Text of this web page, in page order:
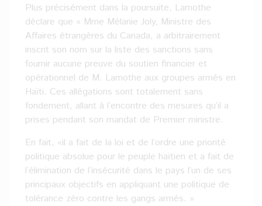
Plus précisément dans la poursuite, Lamothe
déclare que « Mme Mélanie Joly, Ministre des
Affaires étrangères du Canada, a arbitrairement
inscrit son nom sur la liste des sanctions sans
fournir aucune preuve du soutien financier et
opérationnel de M. Lamothe aux groupes armés en
Haïti. Ces allégations sont totalement sans
fondement, allant à l’encontre des mesures qu’il a
prises pendant son mandat de Premier ministre.
En fait, «il a fait de la loi et de l’ordre une priorité
politique absolue pour le peuple haïtien et a fait de
l’élimination de l’insécurité dans le pays l’un de ses
principaux objectifs en appliquant une politique de
tolérance zéro contre les gangs armés. »